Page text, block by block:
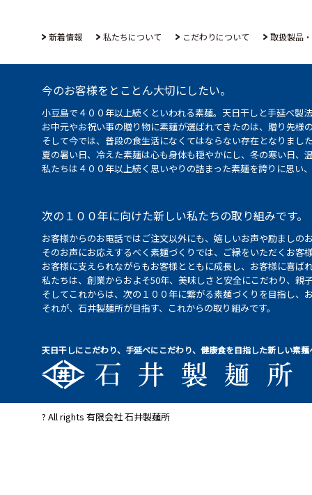
新着情報 私たちについて こだわりについて 取扱製品
今のお客様をとことん大切にしたい。
小豆島で４００年以上続くといわれる素麺。天日干しと手延べ
お中元やお祝い事の贈り物に素麺が選ばれてきたのは、贈り先
そして今では、普段の食生活になくてはならない存在となりまし
夏の暑い日、冷えた素麺は心も身体も穏やかにし、冬の寒い日
私たちは４００年以上続く思いやりの詰まった素麺を誇りに思
次の１００年に向けた新しい私たちの取り組みです。
お客様からのお電話ではご注文以外にも、嬉しいお声や励まし
そのお声にお応えするべく素麺づくりでは、ご縁をいただくお
お客様に支えられながらもお客様とともに成長し、お客様に喜ば
私たちは、創業からおよそ50年、美味しさと安全にこだわり、
そしてこれからは、次の１００年に繋がる素麺づくりを目指し
それが、石井製麺所が目指す、これからの取り組みです。
天日干しにこだわり、手延べにこだわり、健康食を目指した新しい素麺
? All rights 有限会社 石井製麺所